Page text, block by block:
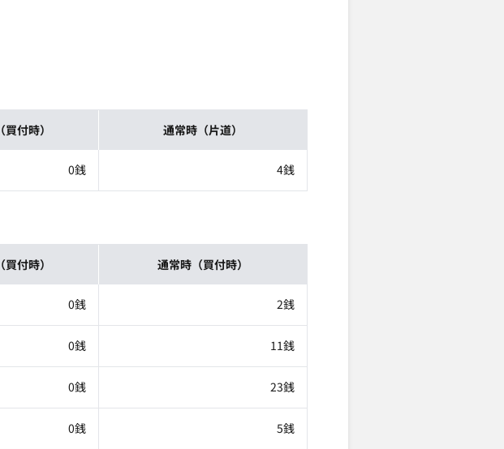
付時） 通常時（片道）
0銭 4銭
付時） 通常時（買付時）
0銭 2銭
0銭 11銭
0銭 23銭
0銭 5銭